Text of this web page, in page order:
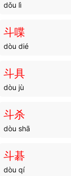
dǒu lì
斗喋
dòu dié
斗具
dòu jù
斗杀
dòu shā
斗碁
dòu qí